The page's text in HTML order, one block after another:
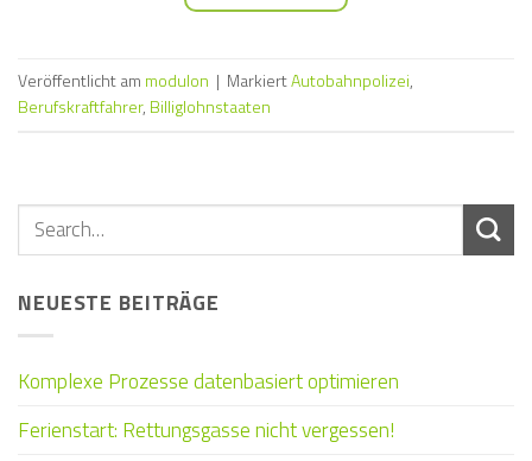
Veröffentlicht am modulon | MarkiertAutobahnpolizei,
Berufskraftfahrer, Billiglohnstaaten
NEUESTE BEITRÄGE
Komplexe Prozesse datenbasiert optimieren
Ferienstart: Rettungsgasse nicht vergessen!